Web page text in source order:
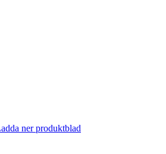
ner produktblad